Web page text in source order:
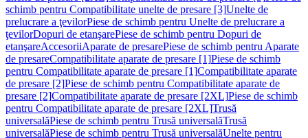
schimb pentru Compatibilitate unelte de presare [3]Unelte de
prelucrare a ţevilorPiese de schimb pentru Unelte de prelucrare a
ţevilorDopuri de etanşarePiese de schimb pentru Dopuri de
etanşareAccesoriiAparate de presarePiese de schimb pentru Aparate
de presareCompatibilitate aparate de presare [1]Piese de schimb
pentru Compatibilitate aparate de presare [1]Compatibilitate aparate
de presare [2]Piese de schimb pentru Compatibilitate aparate de
presare [2]Compatibilitate aparate de presare [2XL]Piese de schimb
pentru Compatibilitate aparate de presare [2XL]Trusă
universalăPiese de schimb pentru Trusă universalăTrusă
universalăPiese de schimb pentru Trusă universalăUnelte pentru